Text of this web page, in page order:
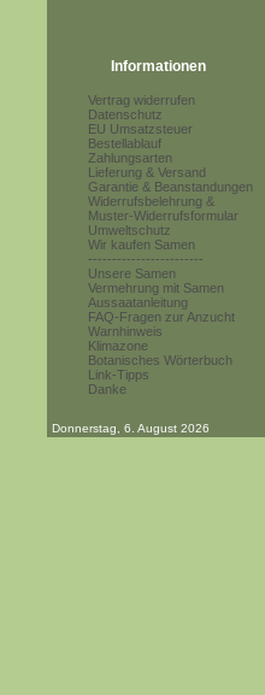
Informationen
Vertrag widerrufen
Datenschutz
EU Umsatzsteuer
Bestellablauf
Zahlungsarten
Lieferung & Versand
Garantie & Beanstandungen
Widerrufsbelehrung &
Muster-Widerrufsformular
Umweltschutz
Wir kaufen Samen
------------------------
Unsere Samen
Vermehrung mit Samen
Aussaatanleitung
FAQ-Fragen zur Anzucht
Warnhinweis
Klimazone
Botanisches Wörterbuch
Link-Tipps
Danke
Donnerstag, 6. August 2026